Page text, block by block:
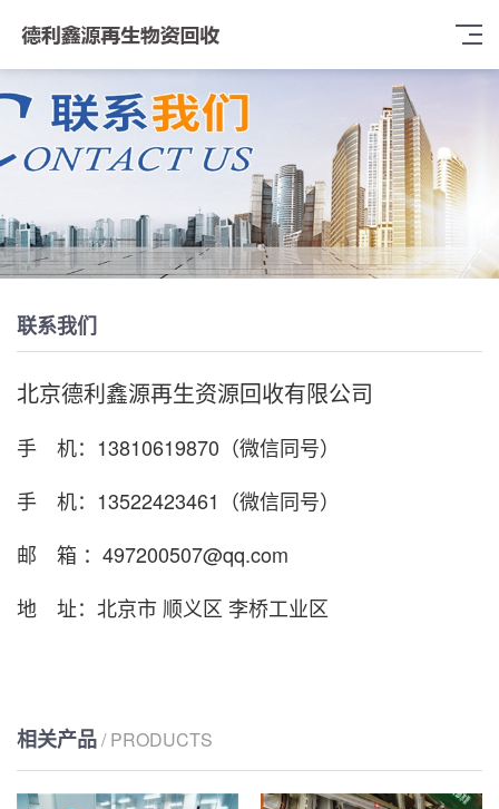
联系我们
北京德利鑫源再生资源回收有限公司
手 机：13810619870（微信同号）
手 机：13522423461（微信同号）
邮 箱 ：497200507@qq.com
地 址：北京市 顺义区 李桥工业区
相关产品/ PRODUCTS